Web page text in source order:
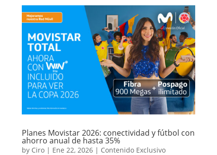
Planes Movistar 2026: conectividad y fútbol con
ahorro anual de hasta 35%
by Ciro| Ene 22, 2026| Contenido Exclusivo